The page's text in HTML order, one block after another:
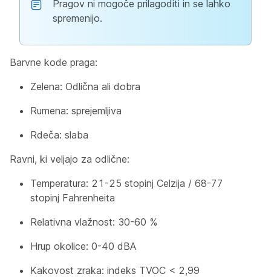
Pragov ni mogoče prilagoditi in se lahko
spremenijo.
Barvne kode praga:
Zelena: Odlična ali dobra
Rumena: sprejemljiva
Rdeča: slaba
Ravni, ki veljajo za odlične:
Temperatura: 21-25 stopinj Celzija / 68-77
stopinj Fahrenheita
Relativna vlažnost: 30-60 %
Hrup okolice: 0-40 dBA
Kakovost zraka: indeks TVOC < 2,99